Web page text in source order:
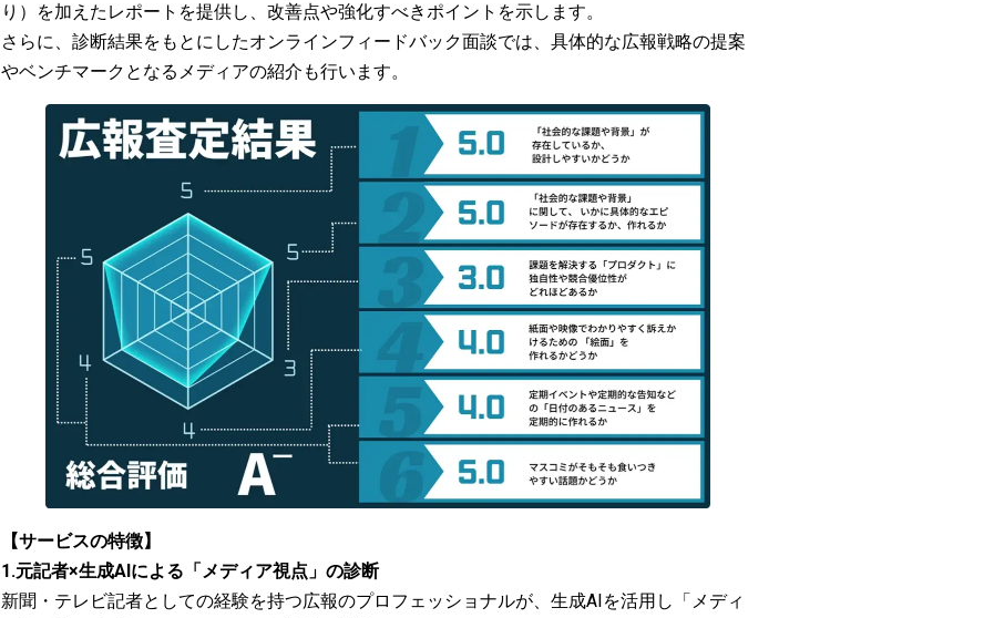
り）を加えたレポートを提供し、改善点や強化すべきポイントを示します。
さらに、診断結果をもとにしたオンラインフィードバック面談では、具体的な広報戦略の提案
やベンチマークとなるメディアの紹介も行います。
【サービスの特徴】
1.元記者×生成AIによる「メディア視点」の診断
新聞・テレビ記者としての経験を持つ広報のプロフェッショナルが、生成AIを活用し「メディ